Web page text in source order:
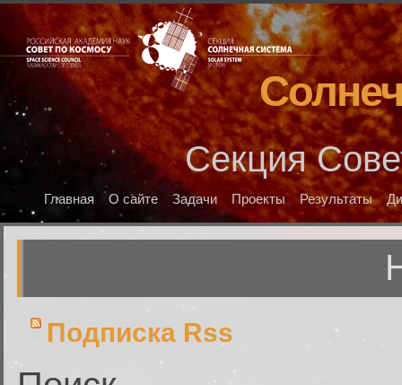
Секция
Главная О сайте Задачи Проекты Результаты
Подписка Rss